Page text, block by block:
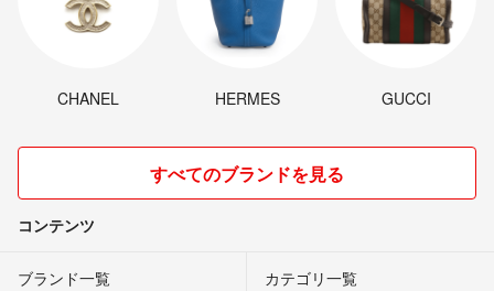
CHANEL HERMES GUCCI
すべてのブランドを見る
コンテンツ
ブランド一覧 カテゴリ一覧